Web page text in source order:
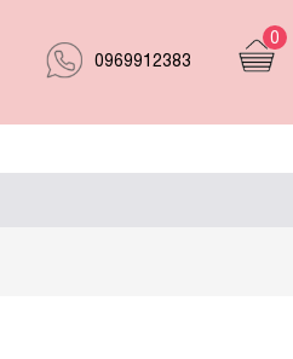
0969912383
0